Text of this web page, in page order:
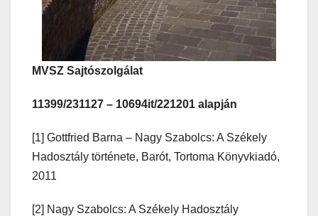
MVSZ Sajtószolgálat
11399/231127 – 10694it/221201 alapján
[1] Gottfried Barna – Nagy Szabolcs: A Székely
Hadosztály története, Barót, Tortoma Könyvkiadó,
2011
[2] Nagy Szabolcs: A Székely Hadosztály